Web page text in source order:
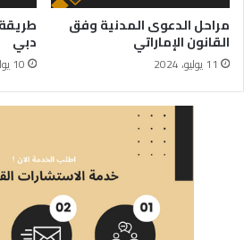
مراحل الدعوى المدنية وفق
القانون الإماراتي
11 يوليو، 2024
دبي
10 يوليو، 2024